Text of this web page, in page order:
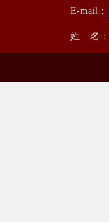
E-mail：
姓 名：